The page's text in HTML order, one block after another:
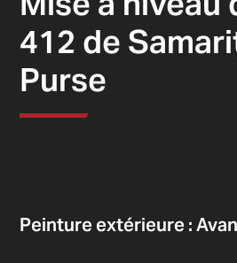
412 de
Purse
Peinture extérieure :